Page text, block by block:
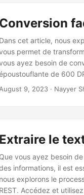
Conversion
Dans cet article, nous
permet de
ayez besoin de
de 600
des résultats
August 9, 2023 · Nayyer
Extraire le
Que vous ayez besoin
informations, il est
nous explorons le
REST. Accédez et